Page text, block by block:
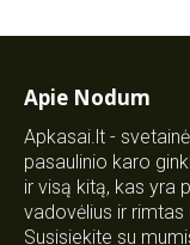
Apie Nodum
Apkasai.lt -
pasaulinio karo
ir visą kitą, kas yra
vadovėlius ir
Susisiekite su